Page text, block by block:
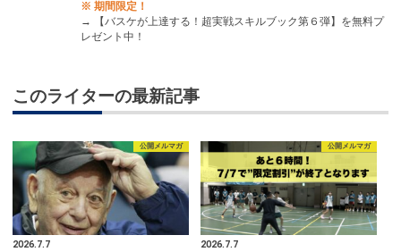
※ 期間限定！
→
【バスケが上達する！超実戦スキルブック第６弾】を無料プ
レゼント中！
このライターの最新記事
公開メルマガ
2026.7.7
公開メルマガ
2026.7.7